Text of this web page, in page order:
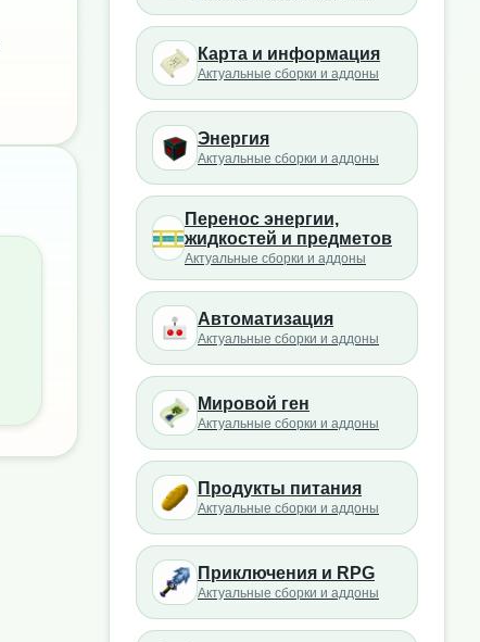
Карта и информация
Актуальные сборки и аддоны
Энергия
Актуальные сборки и аддоны
Перенос энергии,
жидкостей и предметов
Актуальные сборки и аддоны
Автоматизация
Актуальные сборки и аддоны
Мировой ген
Актуальные сборки и аддоны
Продукты питания
Актуальные сборки и аддоны
Приключения и RPG
Актуальные сборки и аддоны